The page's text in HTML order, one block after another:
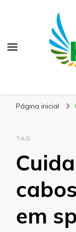
Página inicial
TAG
em sp